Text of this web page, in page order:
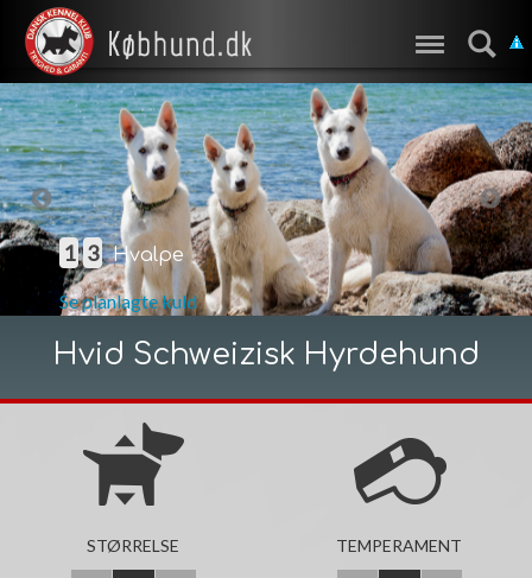
1 3 Hvalpe
Se planlagte kuld
Hvid Schweizisk Hyrdehund
STØRRELSE TEMPERAMENT